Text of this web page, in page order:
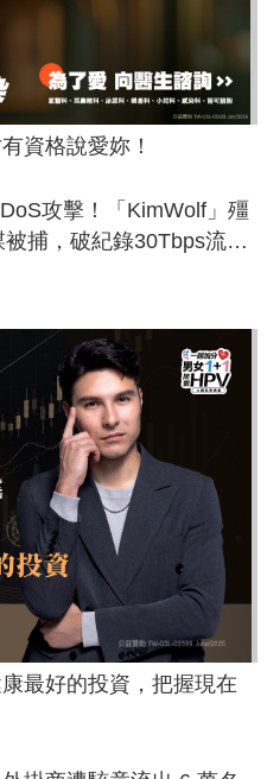
資格說愛妳！
攻擊！「KimWolf」殭
捕，破紀錄30Tbps流量
最好的投資，把握現在